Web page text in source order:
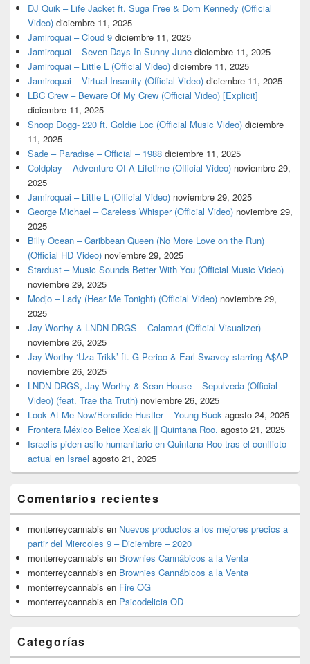
DJ Quik – Life Jacket ft. Suga Free & Dom Kennedy (Official
Video) diciembre 11, 2025
Jamiroquai – Cloud 9 diciembre 11, 2025
Jamiroquai – Seven Days In Sunny June diciembre 11, 2025
Jamiroquai – Little L (Official Video) diciembre 11, 2025
Jamiroquai – Virtual Insanity (Official Video) diciembre 11, 2025
LBC Crew – Beware Of My Crew (Official Video) [Explicit]
diciembre 11, 2025
Snoop Dogg- 220 ft. Goldie Loc (Official Music Video) diciembre
11, 2025
Sade – Paradise – Official – 1988 diciembre 11, 2025
Coldplay – Adventure Of A Lifetime (Official Video) noviembre 29,
2025
Jamiroquai – Little L (Official Video) noviembre 29, 2025
George Michael – Careless Whisper (Official Video) noviembre 29,
2025
Billy Ocean – Caribbean Queen (No More Love on the Run)
(Official HD Video) noviembre 29, 2025
Stardust – Music Sounds Better With You (Official Music Video)
noviembre 29, 2025
Modjo – Lady (Hear Me Tonight) (Official Video) noviembre 29,
2025
Jay Worthy & LNDN DRGS – Calamari (Official Visualizer)
noviembre 26, 2025
Jay Worthy ‘Uza Trikk’ ft. G Perico & Earl Swavey starring A$AP
noviembre 26, 2025
LNDN DRGS, Jay Worthy & Sean House – Sepulveda (Official
Video) (feat. Trae tha Truth) noviembre 26, 2025
Look At Me Now/Bonafide Hustler – Young Buck agosto 24, 2025
Frontera México Belice Xcalak || Quintana Roo. agosto 21, 2025
Israelís piden asilo humanitario en Quintana Roo tras el conflicto
actual en Israel agosto 21, 2025
Comentarios recientes
monterreycannabis en Nuevos productos a los mejores precios a
partir del Miercoles 9 – Diciembre – 2020
monterreycannabis en Brownies Cannábicos a la Venta
monterreycannabis en Brownies Cannábicos a la Venta
monterreycannabis en Fire OG
monterreycannabis en Psicodelicia OD
Categorías